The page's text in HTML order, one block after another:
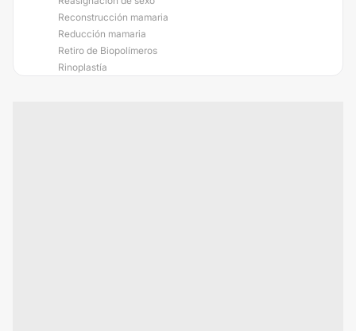
Reconstrucción mamaria
Reducción mamaria
Retiro de Biopolímeros
Rinoplastía